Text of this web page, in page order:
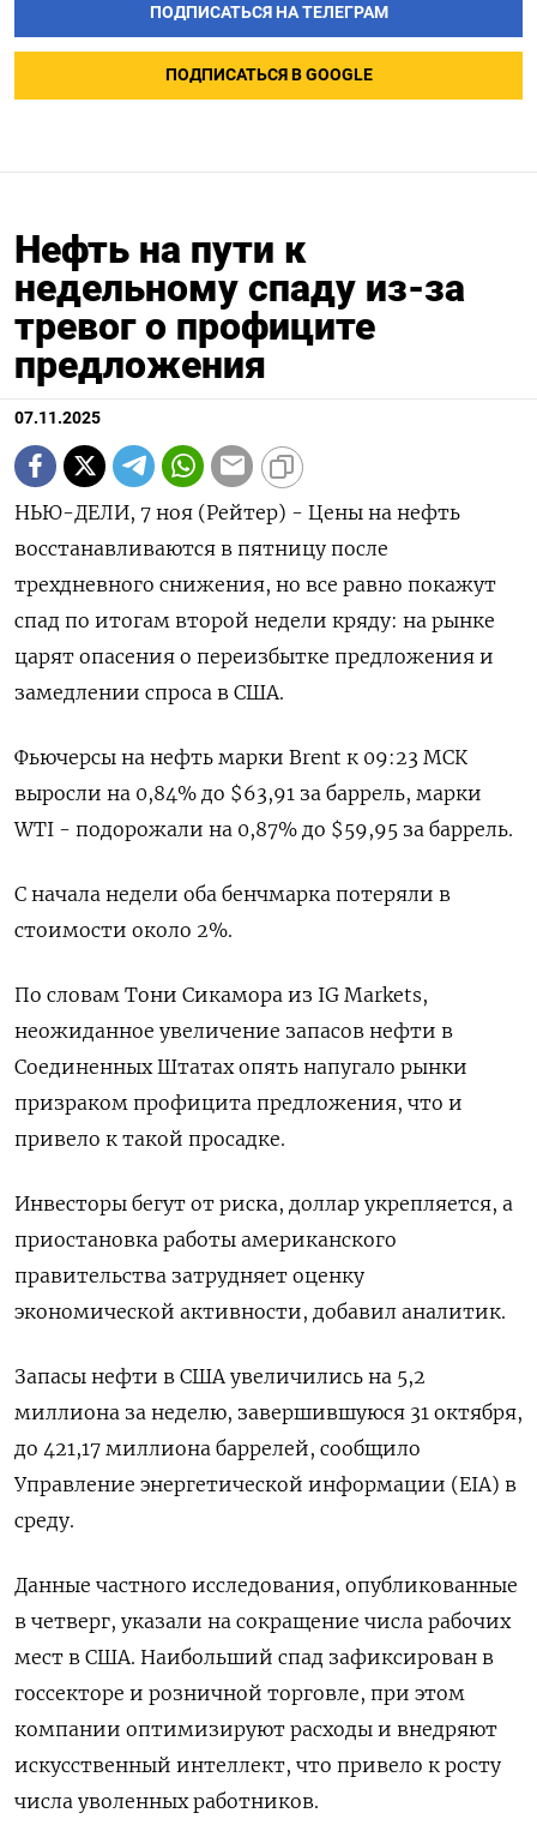
ПОДПИСАТЬСЯ НА ТЕЛЕГРАМ
ПОДПИСАТЬСЯ В GOOGLE
Нефть на пути к
недельному спаду из-за
тревог о профиците
предложения
07.11.2025
НЬЮ-ДЕЛИ, 7 ноя (Рейтер) - Цены на нефть
восстанавливаются в пятницу после
трехдневного снижения, но все равно покажут
спад по итогам второй недели кряду: на рынке
царят опасения о переизбытке предложения и
замедлении спроса в США.
Фьючерсы на нефть марки Brent к 09:23 МСК
выросли на 0,84% до $63,91 за баррель, марки
WTI - подорожали на 0,87% до $59,95 за баррель.
С начала недели оба бенчмарка потеряли в
стоимости около 2%.
По словам Тони Сикамора из IG Markets,
неожиданное увеличение запасов нефти в
Соединенных Штатах опять напугало рынки
призраком профицита предложения, что и
привело к такой просадке.
Инвесторы бегут от риска, доллар укрепляется, а
приостановка работы американского
правительства затрудняет оценку
экономической активности, добавил аналитик.
Запасы нефти в США увеличились на 5,2
миллиона за неделю, завершившуюся 31 октября,
до 421,17 миллиона баррелей, сообщило
Управление энергетической информации (EIA) в
среду.
Данные частного исследования, опубликованные
в четверг, указали на сокращение числа рабочих
мест в США. Наибольший спад зафиксирован в
госсекторе и розничной торговле, при этом
компании оптимизируют расходы и внедряют
искусственный интеллект, что привело к росту
числа уволенных работников.